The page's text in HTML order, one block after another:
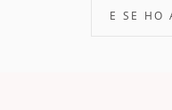
E SE HO